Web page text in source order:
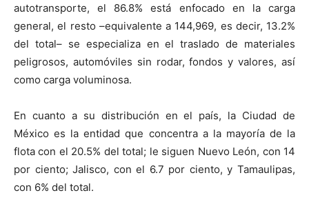
autotransporte, el 86.8% está enfocado en la carga
general, el resto –equivalente a 144,969, es decir, 13.2%
del total– se especializa en el traslado de materiales
peligrosos, automóviles sin rodar, fondos y valores, así
como carga voluminosa.
En cuanto a su distribución en el país, la Ciudad de
México es la entidad que concentra a la mayoría de la
flota con el 20.5% del total; le siguen Nuevo León, con 14
por ciento; Jalisco, con el 6.7 por ciento, y Tamaulipas,
con 6% del total.